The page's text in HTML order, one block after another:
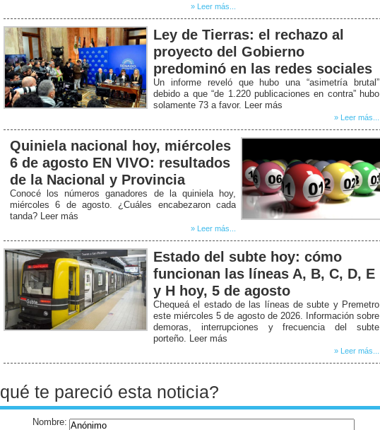
» Leer más...
Ley de Tierras: el rechazo al
proyecto del Gobierno
predominó en las redes sociales
Un informe reveló que hubo una “asimetría brutal”
debido a que “de 1.220 publicaciones en contra” hubo
solamente 73 a favor. Leer más
» Leer más...
Quiniela nacional hoy, miércoles
6 de agosto EN VIVO: resultados
de la Nacional y Provincia
Conocé los números ganadores de la quiniela hoy,
miércoles 6 de agosto. ¿Cuáles encabezaron cada
tanda? Leer más
» Leer más...
Estado del subte hoy: cómo
funcionan las líneas A, B, C, D, E
y H hoy, 5 de agosto
Chequeá el estado de las líneas de subte y Premetro
este miércoles 5 de agosto de 2026. Información sobre
demoras, interrupciones y frecuencia del subte
porteño. Leer más
» Leer más...
qué te pareció esta noticia?
Nombre: